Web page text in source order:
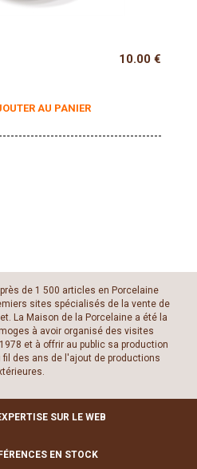
10.00 €
AU PANIER
de 1 500 articles en Porcelaine
sites spécialisés de la vente de
La Maison de la Porcelaine a été la
à avoir organisé des visites
et à offrir au public sa production
des ans de l'ajout de productions
SUR LE WEB
EN STOCK